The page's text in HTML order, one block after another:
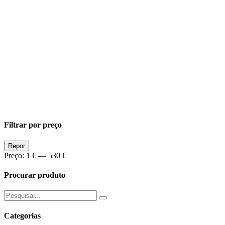
Filtrar por preço
Preço
Min
Preço
Max
Repor
Preço: 1 € — 530 €
Procurar produto
Pesquisar
por:
Categorias